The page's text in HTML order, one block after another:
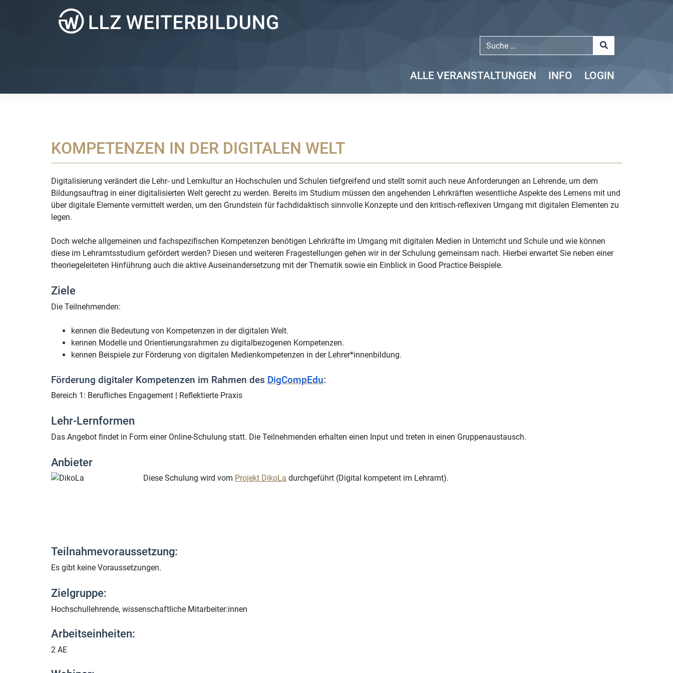
ALLE VERANSTALTUNGEN INFO LOGIN
KOMPETENZEN IN DER DIGITALEN WELT
Digitalisierung verändert die Lehr- und Lernkultur an Hochschulen und Schulen tiefgreifend und stellt somit auch neue Anforderungen an Lehrende, um dem
Bildungsauftrag in einer digitalisierten Welt gerecht zu werden. Bereits im Studium müssen den angehenden Lehrkräften wesentliche Aspekte des Lernens mit und
über digitale Elemente vermittelt werden, um den Grundstein für fachdidaktisch sinnvolle Konzepte und den kritisch-reflexiven Umgang mit digitalen Elementen zu
legen.
Doch welche allgemeinen und fachspezifischen Kompetenzen benötigen Lehrkräfte im Umgang mit digitalen Medien in Unterricht und Schule und wie können
diese im Lehramtsstudium gefördert werden? Diesen und weiteren Fragestellungen gehen wir in der Schulung gemeinsam nach. Hierbei erwartet Sie neben einer
theoriegeleiteten Hinführung auch die aktive Auseinandersetzung mit der Thematik sowie ein Einblick in Good Practice Beispiele.
Ziele
Die Teilnehmenden:
kennen die Bedeutung von Kompetenzen in der digitalen Welt.
kennen Modelle und Orientierungsrahmen zu digitalbezogenen Kompetenzen.
kennen Beispiele zur Förderung von digitalen Medienkompetenzen in der Lehrer*innenbildung.
Förderung digitaler Kompetenzen im Rahmen des DigCompEdu:
Bereich 1: Berufliches Engagement | Reflektierte Praxis
Lehr-Lernformen
Das Angebot findet in Form einer Online-Schulung statt. Die Teilnehmenden erhalten einen Input und treten in einen Gruppenaustausch.
Anbieter
Diese Schulung wird vom Projekt DikoLa durchgeführt (Digital kompetent im Lehramt).
Teilnahmevoraussetzung:
Es gibt keine Voraussetzungen.
Zielgruppe:
Hochschullehrende, wissenschaftliche Mitarbeiter:innen
Arbeitseinheiten:
2 AE